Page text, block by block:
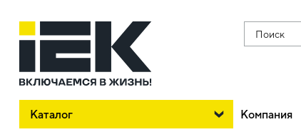
Поиск
Каталог Компания